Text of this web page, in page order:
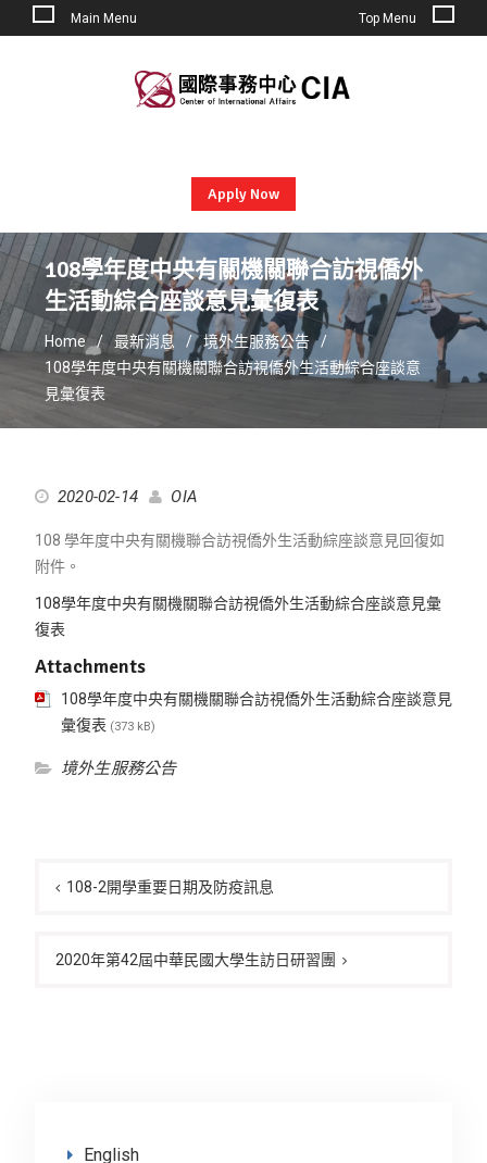
Main Menu Top Menu
Apply Now
108學年度中央有關機關聯合訪視僑外
生活動綜合座談意見彙復表
Home 最新消息
境外生服務公告
108學年度中央有關機關聯合訪視僑外生活動綜合座談意
見彙復表
2020-02-14 OIA
108 學年度中央有關機聯合訪視僑外生活動綜座談意見回復如
附件。
108學年度中央有關機關聯合訪視僑外生活動綜合座談意見彙
復表
Attachments
108學年度中央有關機關聯合訪視僑外生活動綜合座談意見
彙復表 (373 kB)
境外生服務公告
章
覽
108-2開學重要日期及防疫訊息
2020年第42屆中華民國大學生訪日研習團
English